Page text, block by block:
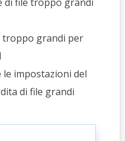
troppo grandi per
le impostazioni del
di file grandi